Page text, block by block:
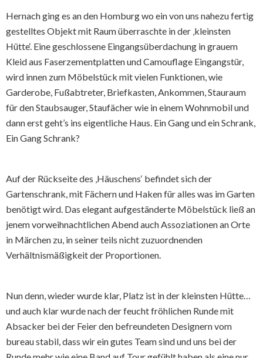
Hernach ging es an den Homburg wo ein von uns nahezu fertig
gestelltes Objekt mit Raum überraschte in der ‚kleinsten
Hütte‘. Eine geschlossene Eingangsüberdachung in grauem
Kleid aus Faserzementplatten und Camouflage Eingangstür,
wird innen zum Möbelstück mit vielen Funktionen, wie
Garderobe, Fußabtreter, Briefkasten, Ankommen, Stauraum
für den Staubsauger, Staufächer wie in einem Wohnmobil und
dann erst geht’s ins eigentliche Haus. Ein Gang und ein Schrank,
Ein Gang Schrank?
Auf der Rückseite des ‚Häuschens‘ befindet sich der
Gartenschrank, mit Fächern und Haken für alles was im Garten
benötigt wird. Das elegant aufgeständerte Möbelstück ließ an
jenem vorweihnachtlichen Abend auch Assoziationen an Orte
in Märchen zu, in seiner teils nicht zuzuordnenden
Verhältnismäßigkeit der Proportionen.
Nun denn, wieder wurde klar, Platz ist in der kleinsten Hütte…
und auch klar wurde nach der feucht fröhlichen Runde mit
Absacker bei der Feier den befreundeten Designern vom
bureau stabil, dass wir ein gutes Team sind und uns bei der